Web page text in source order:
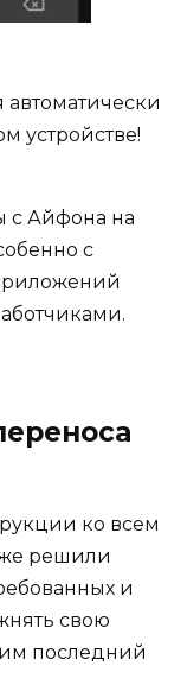
устройстве!
с Айфона на
с
ко всем
решили
и
свою
последний